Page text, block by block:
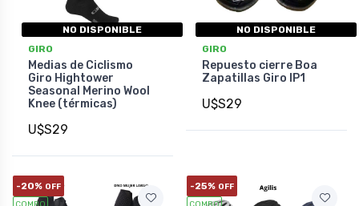
NO DISPONIBLE
GIRO
Medias de Ciclismo
Giro Hightower
Seasonal Merino Wool
Knee (térmicas)
U$S29
NO DISPONIBLE
GIRO
Repuesto cierre Boa
Zapatillas Giro IP1
U$S29
-20% OFF -25% OFF